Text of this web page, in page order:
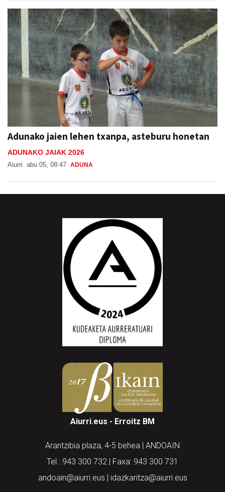
Adunako jaien lehen txanpa, asteburu honetan
ADUNAKO JAIAK 2026
Aiurri abu 05, 08:47 ADUNA
Aiurri.eus - Erroitz BM
Arantzibia plaza, 4-5 behea | ANDOAIN
Tel.: 943 300 732 | Faxa: 943 300 731
andoain@aiurri.eus | idazkaritza@aiurri.eus